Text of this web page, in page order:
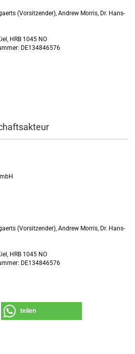
(Vorsitzender), Andrew Morris, Dr. Hans-
HRB 1045 NO
DE134846576
(Vorsitzender), Andrew Morris, Dr. Hans-
HRB 1045 NO
DE134846576
teilen